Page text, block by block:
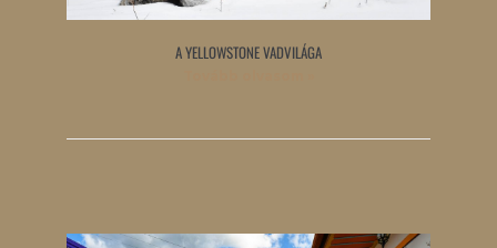
A YELLOWSTONE VADVILÁGA